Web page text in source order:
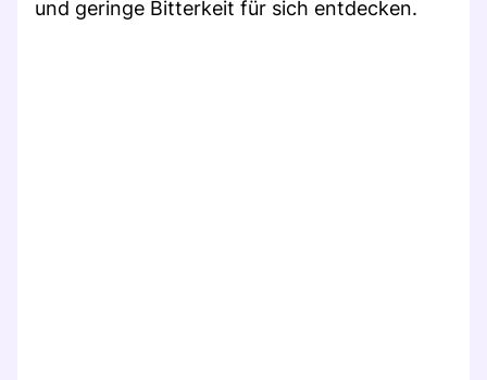
und geringe Bitterkeit für sich entdecken.